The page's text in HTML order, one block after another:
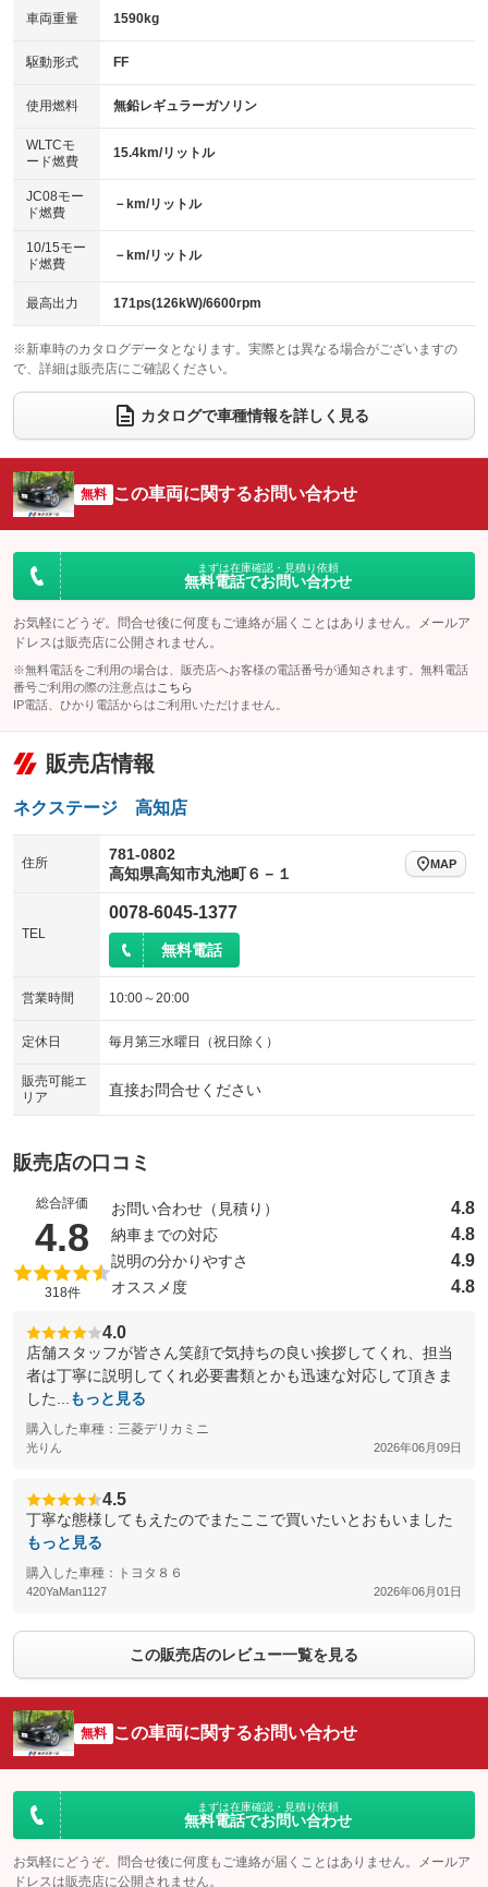
アイドリングストップ
：装備なし
USB入力端子
：装備あり
100V電源
：装備なし
センターデフロック
：装備なし
電動格納ミラー
：装備あり
キーレス
HID(キセノンライト)
：装備なし
バックカメラ
：装備あり
エアロ
：装備なし
：装備なし
パワーシート
ベンチシート
：装備なし
チップアップシート
：装備なし
：装備なし ：装備なし
ウォークスルー
：装備なし
電動リアゲート フロントカメラ
：装備あり
：装備なし ：装備あり
サイドカメラ
：装備あり ルーフレール
：装備なし
：装備なし
：装備なし
車両重量 1590kg
駆動形式 FF
使用燃料 無鉛レギュラーガソリン
WLTCモ
ード燃費
15.4km/リットル
JC08モー
ド燃費
－km/リットル
10/15モー
ド燃費
－km/リットル
最高出力 171ps(126kW)/6600rpm
※新車時のカタログデータとなります。実際とは異なる場合がございますの
で、詳細は販売店にご確認ください。
カタログで車種情報を詳しく見る
無料 この車両に関するお問い合わせ
まずは在庫確認・見積り依頼
無料電話でお問い合わせ
お気軽にどうぞ。問合せ後に何度もご連絡が届くことはありません。メールア
ドレスは販売店に公開されません。
※無料電話をご利用の場合は、販売店へお客様の電話番号が通知されます。無料電話
番号ご利用の際の注意点は こちら
IP電話、ひかり電話からはご利用いただけません。
販売店情報
ネクステージ 高知店
住所
781-0802
高知県高知市丸池町６－１
MAP
TEL
0078-6045-1377
無料電話
営業時間 10:00～20:00
定休日 毎月第三水曜日（祝日除く）
販売可能エ
リア
直接お問合せください
販売店の口コミ
総合評価
4.8 （5点満点中）
318件
お問い合わせ（見積り） 4.8
納車までの対応 4.8
説明の分かりやすさ 4.9
オススメ度 4.8
4.0
店舗スタッフが皆さん笑顔で気持ちの良い挨拶してくれ、担当
者は丁寧に説明してくれ必要書類とかも迅速な対応して頂きま
した...
もっと見る
購入した車種：三菱デリカミニ
光りん 2026年06月09日
4.5
丁寧な態様してもえたのでまたここで買いたいとおもいました
もっと見る
購入した車種：トヨタ８６
420YaMan1127 2026年06月01日
この販売店のレビュー一覧を見る
無料 この車両に関するお問い合わせ
まずは在庫確認・見積り依頼
無料電話でお問い合わせ
お気軽にどうぞ。問合せ後に何度もご連絡が届くことはありません。メールア
ドレスは販売店に公開されません。